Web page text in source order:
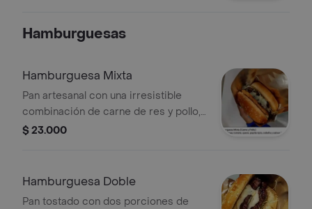
Hamburguesas
Hamburguesa Mixta
Pan artesanal con una irresistible
combinación de carne de res y pollo,
lechuga, tomate, cebolla, papa ripio y
$ 23.000
Hamburguesa Doble
Pan tostado con dos porciones de